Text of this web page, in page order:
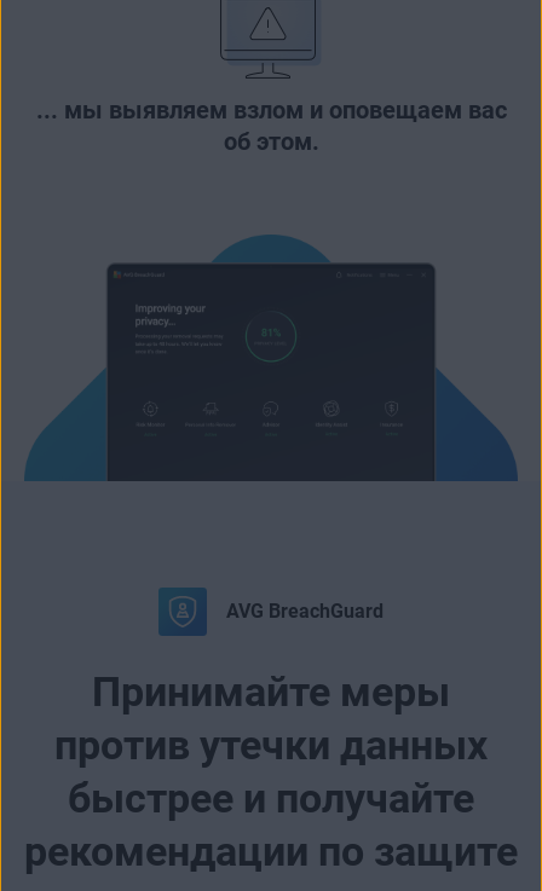
... мы выявляем взлом и оповещаем вас
об этом.
AVG BreachGuard
Принимайте меры
против утечки данных
быстрее и получайте
рекомендации по защите